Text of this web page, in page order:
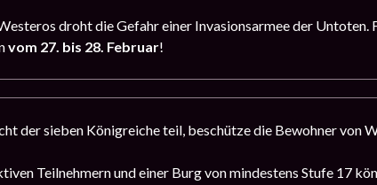
droht die Gefahr einer Invasionsarmee der Untoten.
vom 27. bis 28. Februar!
der sieben Königreiche teil, beschütze die Bewohner von
Teilnehmern und einer Burg von mindestens Stufe 17